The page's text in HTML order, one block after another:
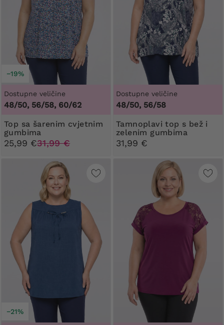
−19%
Dostupne veličine
48/50, 56/58, 60/62
Top sa šarenim cvjetnim
gumbima
25,99 €31,99 €
Dostupne veličine
48/50, 56/58
Tamnoplavi top s bež i
zelenim gumbima
31,99 €
−21%